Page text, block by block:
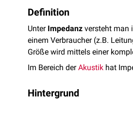
Definition
Unter Impedanz versteht man
einem Verbraucher (z.B.
Größe wird mittels einer
Im Bereich derAkustik hat
Hintergrund